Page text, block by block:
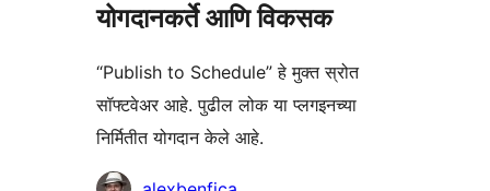
योगदानकर्ते आणि विकसक
“Publish to Schedule” हे मुक्त स्रोत
सॉफ्टवेअर आहे. पुढील लोक या प्लगइनच्या
निर्मितीत योगदान केले आहे.
योगदानकर्ते